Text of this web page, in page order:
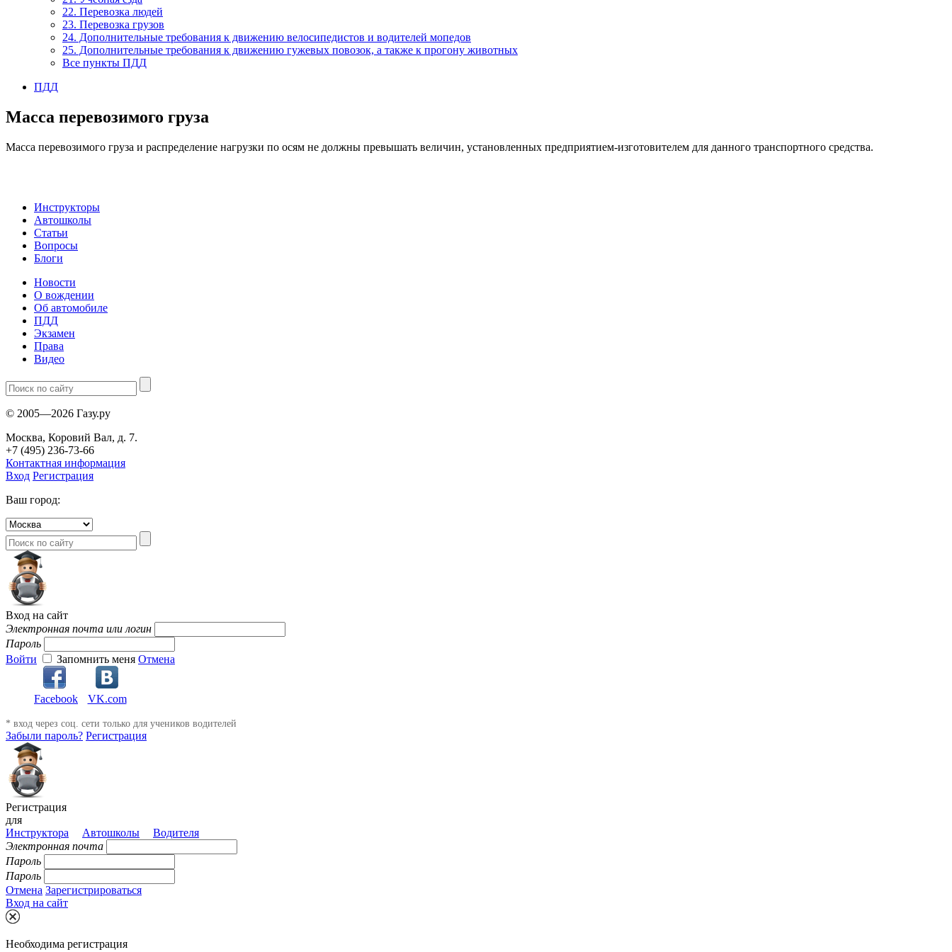
22. Перевозка людей
23. Перевозка грузов
24. Дополнительные требования к движению велосипедистов и водителей мопедов
25. Дополнительные требования к движению гужевых повозок, а также к прогону животных
Все пункты ПДД
ПДД
Масса перевозимого груза
Масса перевозимого груза и распределение нагрузки по осям не должны превышать величин, установленных предприятием-изготовителем для данного транспортного средства.
Инструкторы
Автошколы
Статьи
Вопросы
Блоги
Новости
О вождении
Об автомобиле
ПДД
Экзамен
Права
Видео
© 2005—2026 Газу.ру
Москва, Коровий Вал, д. 7.
+7 (495) 236-73-66
Контактная информация
Вход Регистрация
Ваш город:
Вход на сайт
Электронная почта или логин
Пароль
Войти
Запомнить меня Отмена
Facebook VK.com
* вход через соц. сети только для учеников водителей
Забыли пароль? Регистрация
Регистрация
для
Инструктора
Автошколы
Водителя
Электронная почта
Пароль
Пароль
Отмена Зарегистрироваться
Вход на сайт
Необходима регистрация